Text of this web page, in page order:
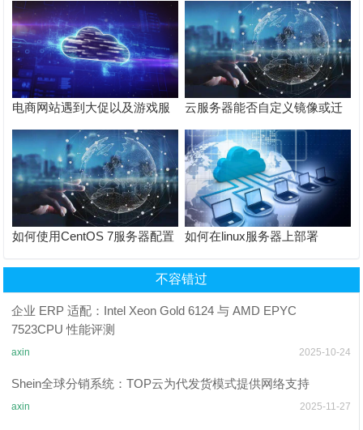
电商网站遇到大促以及游戏服
务器如何应对突发流量？是否
需要负载均衡？
云服务器能否自定义镜像或迁
移现有服务器数据？
如何使用CentOS 7服务器配置
如何在linux服务器上部署
不容错过
企业 ERP 适配：Intel Xeon Gold 6124 与 AMD EPYC
7523CPU 性能评测
axin 2025-10-24
Shein全球分销系统：TOP云为代发货模式提供网络支持
axin 2025-11-27